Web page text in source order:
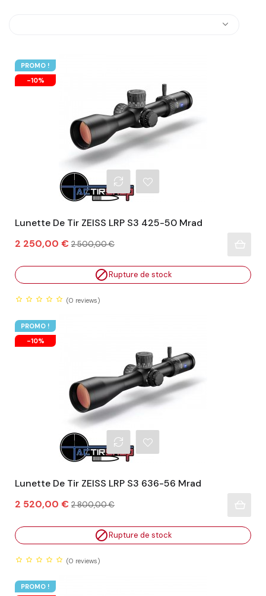
PROMO !
-10%
Lunette De Tir ZEISS LRP S3 425-50 Mrad
Prix
2 250,00 € Prix
2 500,00 €
Rupture de stock
(0 reviews)
PROMO !
-10%
Lunette De Tir ZEISS LRP S3 636-56 Mrad
Prix
2 520,00 € Prix
habituel
2 800,00 €
Rupture de stock
(0 reviews)
PROMO !